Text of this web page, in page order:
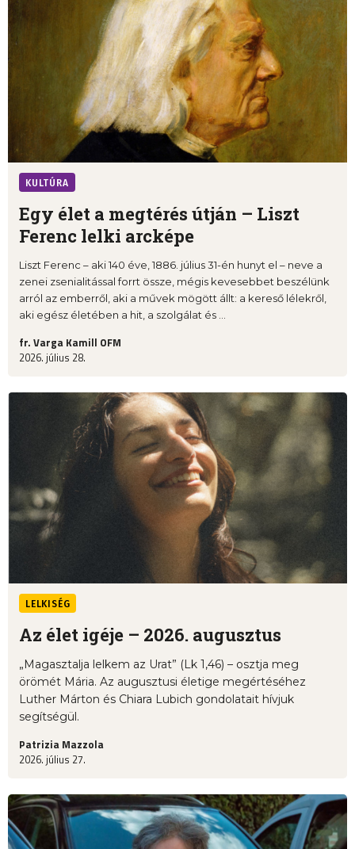
KULTÚRA
Egy élet a megtérés útján – Liszt
Ferenc lelki arcképe
Liszt Ferenc – aki 140 éve, 1886. július 31-én hunyt el – neve a
zenei zsenialitással forrt össze, mégis kevesebbet beszélünk
arról az emberről, aki a művek mögött állt: a kereső lélekről,
aki egész életében a hit, a szolgálat és ...
fr. Varga Kamill OFM
2026. július 28.
LELKISÉG
Az élet igéje – 2026. augusztus
„Magasztalja lelkem az Urat” (Lk 1,46) – osztja meg
örömét Mária. Az augusztusi életige megértéséhez
Luther Márton és Chiara Lubich gondolatait hívjuk
segítségül.
Patrizia Mazzola
2026. július 27.